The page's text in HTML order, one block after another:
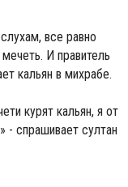
все равно
И правитель
кальян в михрабе.
курят кальян, я от
- спрашивает султан